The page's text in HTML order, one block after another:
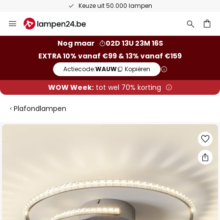
Keuze uit 50.000 lampen
naar
Nog maar
02D 13U 23M 16S
EXTRA 10% vanaf €99 & 13% vanaf €159
Actiecode:WAUW Kopiëren
WOW Week:tot wel 70% korting
Plafondlampen
Ga
afbeeldingen-
gallerij